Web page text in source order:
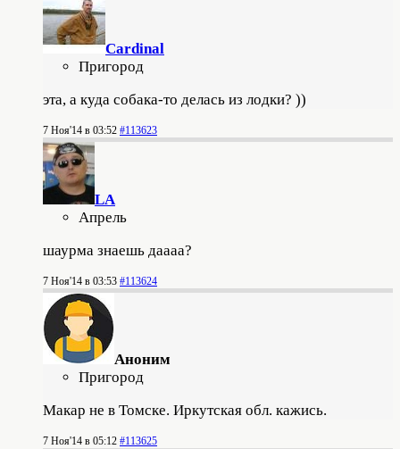
Cardinal
Пригород
эта, а куда собака-то делась из лодки? ))
7 Ноя'14 в 03:52 #113623
LA
Апрель
шаурма знаешь даааа?
7 Ноя'14 в 03:53 #113624
Аноним
Пригород
Макар не в Томске. Иркутская обл. кажись.
7 Ноя'14 в 05:12 #113625